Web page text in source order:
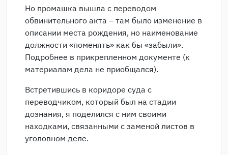
Но промашка вышла с переводом
обвинительного акта – там было изменение в
описании места рождения, но наименование
должности «поменять» как бы «забыли».
Подробнее в прикрепленном документе (к
материалам дела не приобщался).
Встретившись в коридоре суда с
переводчиком, который был на стадии
дознания, я поделился с ним своими
находками, связанными с заменой листов в
уголовном деле.